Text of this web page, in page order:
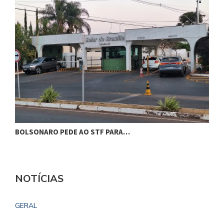
BOLSONARO PEDE AO STF PARA…
NOTÍCIAS
GERAL